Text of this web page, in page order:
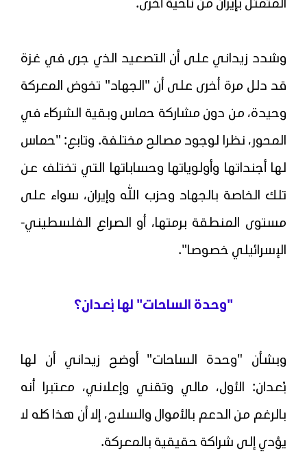
المتمثل بإيران من ناحية أخرى.
وشدد زيداني على أن التصعيد الذي جرى في غزة
قد دلل مرة أخرى على أن "الجهاد" تخوض المعركة
وحيدة، من دون مشاركة حماس وبقية الشركاء في
المحور، نظرا لوجود مصالح مختلفة. وتابع: "حماس
لها أجنداتها وأولوياتها وحساباتها التي تختلف عن
تلك الخاصة بالجهاد وحزب الله وإيران، سواء على
مستوى المنطقة برمتها، أو الصراع الفلسطيني-
الإسرائيلي خصوصا".
"وحدة الساحات" لها بُعدان؟
وبشأن "وحدة الساحات" أوضح زيداني أن لها
بُعدان: الأول، مالي وتقني وإعلاني، معتبرا أنه
بالرغم من الدعم بالأموال والسلاح، إلا أن هذا كله لا
يؤدي إلى شراكة حقيقية بالمعركة.